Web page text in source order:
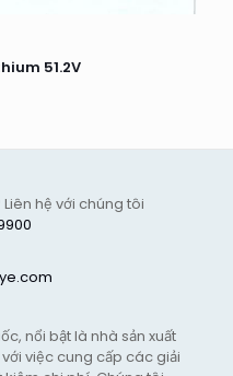
51.2V
hệ với chúng tôi
nổi bật là nhà sản xuất
việc cung cấp các giải